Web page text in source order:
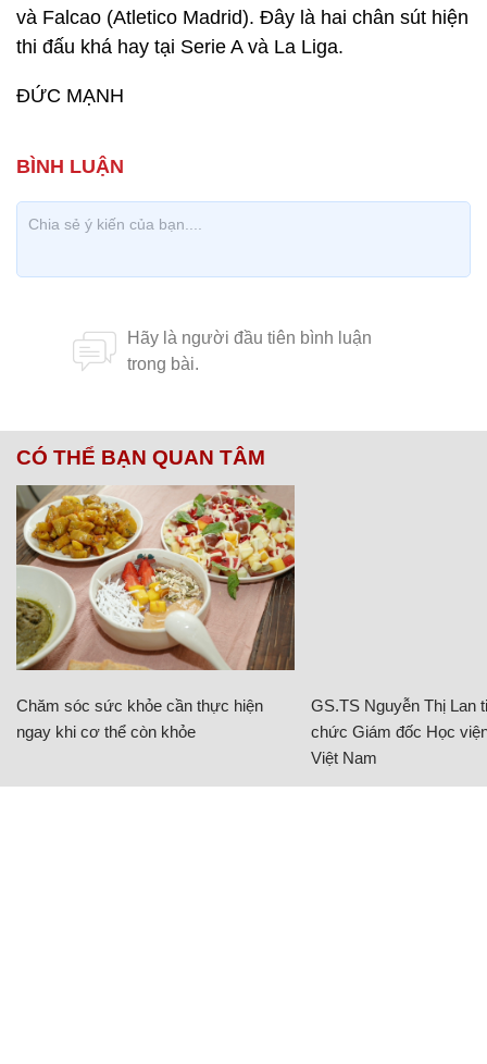
và Falcao (Atletico Madrid). Đây là hai chân sút hiện
thi đấu khá hay tại Serie A và La Liga.
ĐỨC MẠNH
CÓ THỂ BẠN QUAN TÂM
Chăm sóc sức khỏe cần thực hiện
ngay khi cơ thể còn khỏe
GS.TS Nguyễn Thị Lan
chức Giám đốc Học
Việt Nam